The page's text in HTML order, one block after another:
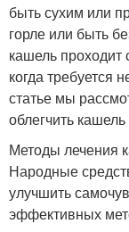
быть сухим или
горле или быть
кашель проходит
когда требуется
статье мы
облегчить
Методы лечения
Народные
улучшить
эффективных